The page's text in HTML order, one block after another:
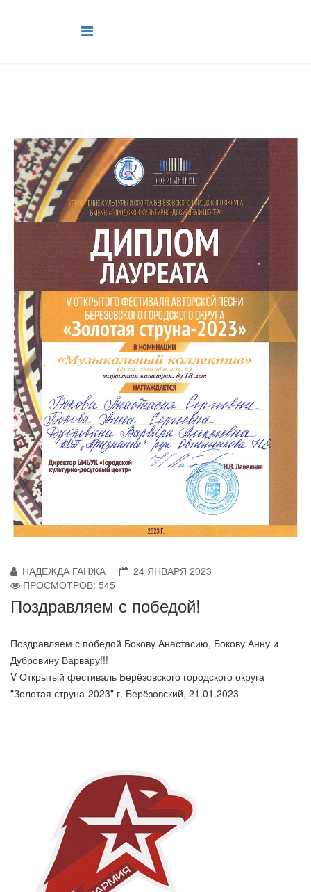
НАДЕЖДА ГАНЖА
24 ЯНВАРЯ 2023
ПРОСМОТРОВ: 545
Поздравляем с победой!
Поздравляем с победой Бокову Анастасию, Бокову Анну и
Дубровину Варвару!!!
V Открытый фестиваль Берёзовского городского округа
"Золотая струна-2023" г. Берёзовский, 21.01.2023